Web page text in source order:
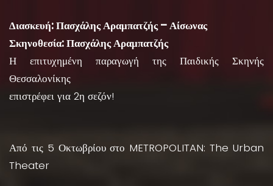
Διασκευή: Πασχάλης Αραμπατζής – Αίσωνας
Σκηνοθεσία: Πασχάλης Αραμπατζής
Η επιτυχημένη παραγωγή της Παιδικής Σκηνής
Θεσσαλονίκης
επιστρέφει για 2η σεζόν!
Από τις 5 Οκτωβρίου στο METROPOLITAN: The Urban
Theater